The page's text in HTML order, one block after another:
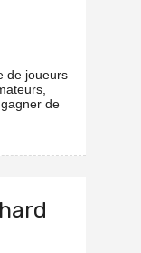
de joueurs
de